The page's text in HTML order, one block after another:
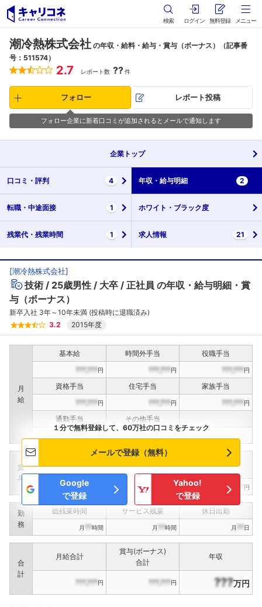
検索 ログイン 無料登録 メニュー
潮冷熱株式会社 の年収・給料・給与・賞与（ボーナス）（記事番
号：511574）
2.7 レポート数 ??件
フォロー レポート投稿
フォロー企業に新着口コミが追加されるとメールで通知します
企業 トップ
口コミ・ 評判 4 年収・ 給与明細 2
転職・ 中途面接 1 ホワイト・ ブラック度
残業代・ 残業時間 1 求人情報 21
[潮冷熱株式会社]
技術 25歳男性 大卒 正社員 の年収・給与明細・賞
与（ボーナス）
新卒入社 3年～10年未満 (投稿時に退職済み)
3.2
2015年度
月
給
基本給 時間外手当
役職手当
???,???円 ???,???円 ???,???円
資格手当 住宅手当
家族手当
???,???円 ???,???円 ???,???円
通勤手当
その他手当
賞
与
インセンティブ賞与
決算賞与
???,??? ???,??? 円 ???,??? 円
勤
務
総残業時間 サービス残業 休日出勤
月 ??時間 月 ??時間 月 ??日
合
計
月給合計
賞与(ボーナス)
合計
年収
???,???円 ???,???円 ???万円
１分で無料登録して、60万社の口コミをチェック
メールで登録（無料）
Google
で登録
Yahoo!
で登録